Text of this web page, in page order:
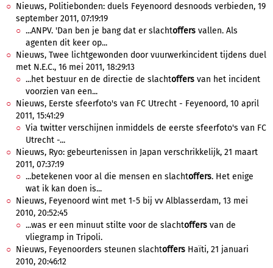
Nieuws, Politiebonden: duels Feyenoord desnoods verbieden, 19
september 2011, 07:19:19
...ANPV. 'Dan ben je bang dat er slachtoffers vallen. Als
agenten dit keer op...
Nieuws, Twee lichtgewonden door vuurwerkincident tijdens duel
met N.E.C., 16 mei 2011, 18:29:13
...het bestuur en de directie de slachtoffers van het incident
voorzien van een...
Nieuws, Eerste sfeerfoto's van FC Utrecht - Feyenoord, 10 april
2011, 15:41:29
Via twitter verschijnen inmiddels de eerste sfeerfoto's van FC
Utrecht -...
Nieuws, Ryo: gebeurtenissen in Japan verschrikkelijk, 21 maart
2011, 07:37:19
...betekenen voor al die mensen en slachtoffers. Het enige
wat ik kan doen is...
Nieuws, Feyenoord wint met 1-5 bij vv Alblasserdam, 13 mei
2010, 20:52:45
...was er een minuut stilte voor de slachtoffers van de
vliegramp in Tripoli.
Nieuws, Feyenoorders steunen slachtoffers Haïti, 21 januari
2010, 20:46:12